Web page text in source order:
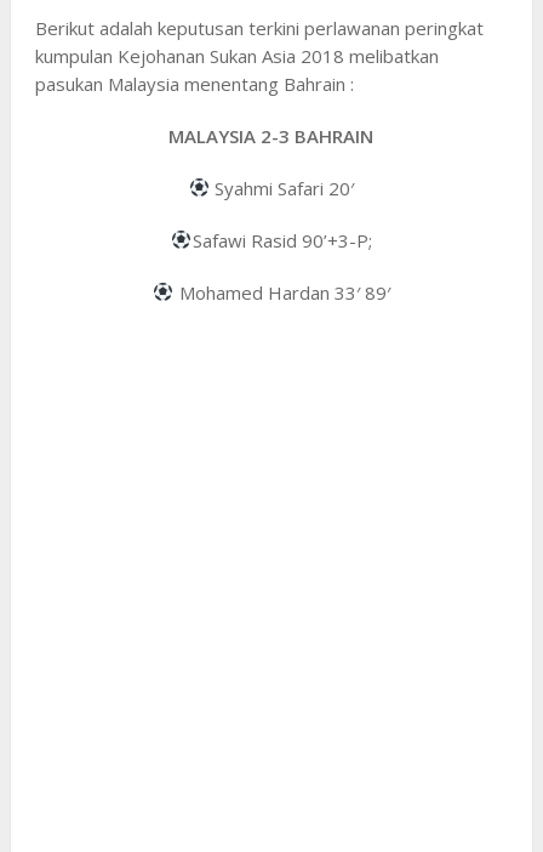
Berikut adalah keputusan terkini perlawanan peringkat
kumpulan Kejohanan Sukan Asia 2018 melibatkan
pasukan Malaysia menentang Bahrain :
MALAYSIA 2-3 BAHRAIN
Syahmi Safari 20′
Safawi Rasid 90’+3-P;
Mohamed Hardan 33′ 89′